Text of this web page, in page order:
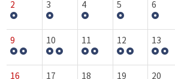
2 3 4 5 6
9 10 11 12 13
16 17 18 19 20